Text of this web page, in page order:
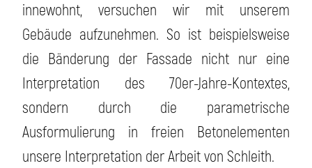
innewohnt, versuchen wir mit unserem
Gebäude aufzunehmen. So ist beispielsweise
die Bänderung der Fassade nicht nur eine
Interpretation des 70er-Jahre-Kontextes,
sondern durch die parametrische
Ausformulierung in freien Betonelementen
unsere Interpretation der Arbeit von Schleith.